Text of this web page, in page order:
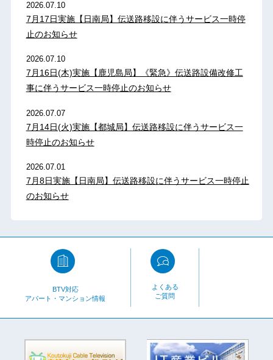
2026.07.10
7月17日実施【日南局】伝送路移設に伴うサービス一時停
止のお知らせ
2026.07.10
7月16日(木)実施【鹿児島局】《緊急》伝送路設備改修工
事に伴うサービス一時停止のお知らせ
2026.07.07
7月14日(火)実施【都城局】伝送路移設に伴うサービス一
時停止のお知らせ
2026.07.01
7月8日実施【日南局】伝送路移設に伴うサービス一時停止
のお知らせ
BTV対応
アパート・マンション情報
よくある
ご質問